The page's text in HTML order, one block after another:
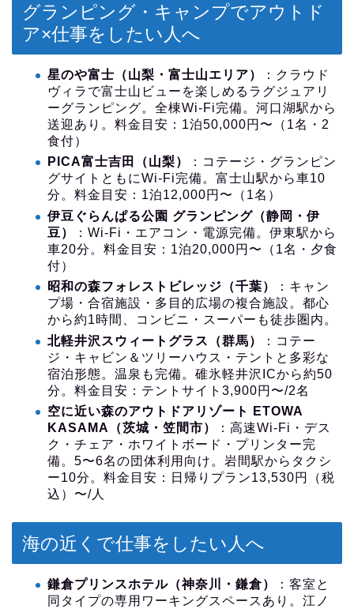
グランピング・キャンプでアウトド
ア×仕事をしたい人へ
星のや富士（山梨・富士山エリア）
：クラウド
ヴィラで富士山ビューを楽しめるラグジュアリ
ーグランピング。全棟Wi-Fi完備。河口湖駅から
送迎あり。料金目安：1泊50,000円〜（1名・2
食付）
PICA富士吉田（山梨）
：コテージ・グランピン
グサイトともにWi-Fi完備。富士山駅から車10
分。料金目安：1泊12,000円〜（1名）
伊豆ぐらんぱる公園 グランピング（静岡・伊
豆）
：Wi-Fi・エアコン・電源完備。伊東駅から
車20分。料金目安：1泊20,000円〜（1名・夕食
付）
昭和の森フォレストビレッジ（千葉）
：キャン
プ場・合宿施設・多目的広場の複合施設。都心
から約1時間、コンビニ・スーパーも徒歩圏内。
北軽井沢スウィートグラス（群馬）
：コテー
ジ・キャビン＆ツリーハウス・テントと多彩な
宿泊形態。温泉も完備。碓氷軽井沢ICから約50
分。料金目安：テントサイト3,900円〜/2名
空に近い森のアウトドアリゾート ETOWA
KASAMA（茨城・笠間市）
：高速Wi-Fi・デス
ク・チェア・ホワイトボード・プリンター完
備。5〜6名の団体利用向け。岩間駅からタクシ
ー10分。料金目安：日帰りプラン13,530円（税
込）〜/人
海の近くで仕事をしたい人へ
鎌倉プリンスホテル（神奈川・鎌倉）
：客室と
同タイプの専用ワーキングスペースあり。江ノ